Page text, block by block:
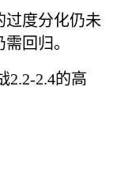
过度分化仍未
回归。
2.2-2.4的高